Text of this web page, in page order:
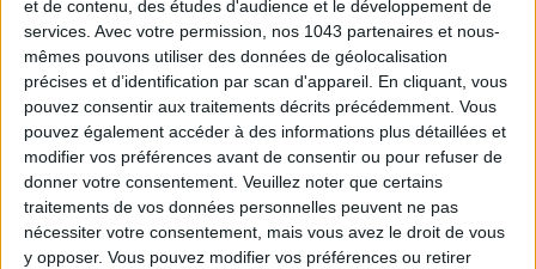
et de contenu, des études d'audience et le développement de
services. Avec votre permission, nos 1043 partenaires et nous-
mêmes pouvons utiliser des données de géolocalisation
précises et d’identification par scan d'appareil. En cliquant, vous
pouvez consentir aux traitements décrits précédemment. Vous
pouvez également accéder à des informations plus détaillées et
modifier vos préférences avant de consentir ou pour refuser de
donner votre consentement. Veuillez noter que certains
traitements de vos données personnelles peuvent ne pas
nécessiter votre consentement, mais vous avez le droit de vous
y opposer. Vous pouvez modifier vos préférences ou retirer
SPF 50 SUNSCREENS YOU'LL ACTUALLY WANT TO SLATHER ON